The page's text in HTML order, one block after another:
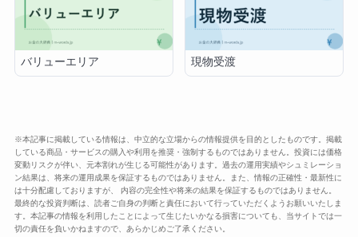
バリューエリア 現物受渡
※本記事に掲載している情報は、中立的な立場からの情報提供を目的としたものです。掲載
している商品・サービスの購入や利用を推奨・強制するものではありません。投資には価格
変動リスクが伴い、元本割れが生じる可能性があります。過去の運用実績やシュミレーショ
ン結果は、将来の運用成果を保証するものではありません。また、情報の正確性・最新性に
は十分配慮しておりますが、 内容の完全性や将来の結果を保証するものではありません。
最終的な投資判断は、読者ご自身の判断と責任において行っていただくようお願いいたしま
す。本記事の情報を利用したことによって生じたいかなる損害についても、当サイトでは一
切の責任を負いかねますので、あらかじめご了承ください。